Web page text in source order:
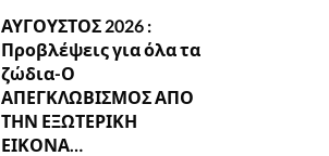
ΑΥΓΟΥΣΤΟΣ 2026 :
Προβλέψεις για όλα τα
ζώδια-Ο
ΑΠΕΓΚΛΩΒΙΣΜΟΣ ΑΠΟ
ΤΗΝ ΕΞΩΤΕΡΙΚΗ
ΕΙΚΟΝΑ…